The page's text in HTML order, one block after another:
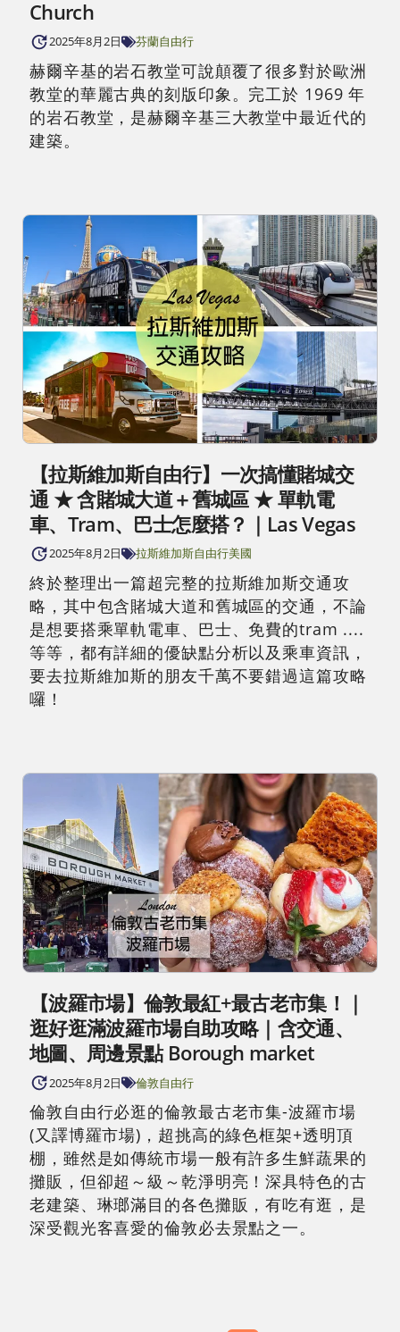
Church
2025年8月2日 芬蘭自由行
赫爾辛基的岩石教堂可說顛覆了很多對於歐洲
教堂的華麗古典的刻版印象。完工於 1969 年
的岩石教堂，是赫爾辛基三大教堂中最近代的
建築。
【拉斯維加斯自由行】一次搞懂賭城交
通 ★ 含賭城大道＋舊城區 ★ 單軌電
車、Tram、巴士怎麼搭？｜Las Vegas
2025年8月2日 拉斯維加斯自由行美國
終於整理出一篇超完整的拉斯維加斯交通攻
略，其中包含賭城大道和舊城區的交通，不論
是想要搭乘單軌電車、巴士、免費的tram ....
等等，都有詳細的優缺點分析以及乘車資訊，
要去拉斯維加斯的朋友千萬不要錯過這篇攻略
囉！
【波羅市場】倫敦最紅+最古老市集！｜
逛好逛滿波羅市場自助攻略｜含交通、
地圖、周邊景點 Borough market
2025年8月2日 倫敦自由行
倫敦自由行必逛的倫敦最古老市集-波羅市場
(又譯博羅市場)，超挑高的綠色框架+透明頂
棚，雖然是如傳統市場一般有許多生鮮蔬果的
攤販，但卻超～級～乾淨明亮！深具特色的古
老建築、琳瑯滿目的各色攤販，有吃有逛，是
深受觀光客喜愛的倫敦必去景點之一。